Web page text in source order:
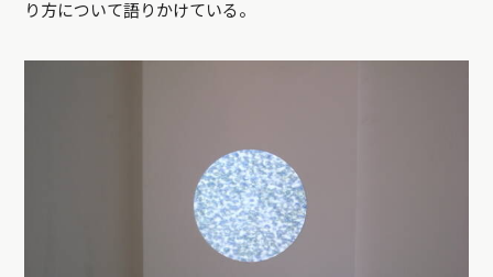
り方について語りかけている。